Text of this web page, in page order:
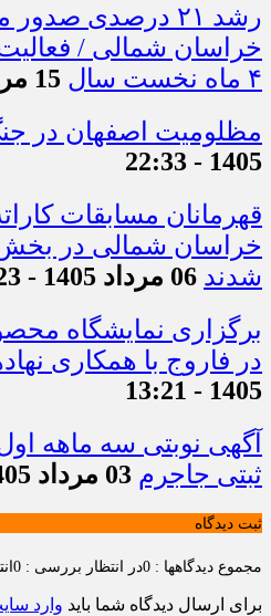
رشد ۲۱ درصدی
۴ ماه نخست سال
15 مرداد 1405 - 0:03
مظلومیت اصفهان در
1405 - 22:33
قهرمانان مسابقات
خراسان شمالی در بخش
شدند 06 مرداد 1405 - 12:23
برگزاری نمایشگاه
در فاروج با همکاری
1405 - 13:21
ثبتی جاجرم 03 مرداد 1405 - 1:43
ثبت دیدگاه
مجموع دیدگاهها : 0 در انتظار بررسی : 0
برای ارسال دیدگاه شما باید وارد